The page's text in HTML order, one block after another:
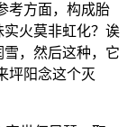
考方面，构成胎
火莫非虹化？诶
，然后这种，它
坪阳念这个灭